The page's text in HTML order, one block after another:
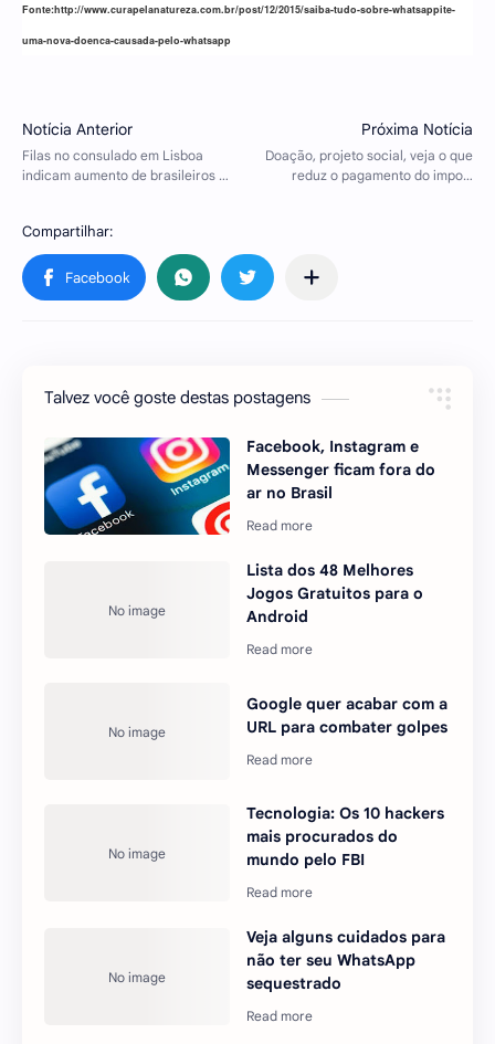
Fonte:http://www.curapelanatureza.com.br/post/12/2015/saiba-tudo-sobre-whatsappite-
uma-nova-doenca-causada-pelo-whatsapp
Talvez você goste destas postagens
Facebook, Instagram e
Messenger ficam fora do
ar no Brasil
Lista dos 48 Melhores
Jogos Gratuitos para o
Android
Google quer acabar com a
URL para combater golpes
Tecnologia: Os 10 hackers
mais procurados do
mundo pelo FBI
Veja alguns cuidados para
não ter seu WhatsApp
sequestrado